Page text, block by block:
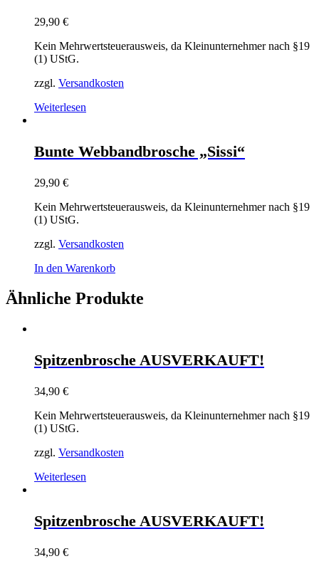
29,90 €
Kein Mehrwertsteuerausweis, da Kleinunternehmer nach §19
(1) UStG.
zzgl. Versandkosten
Weiterlesen
Bunte Webbandbrosche „Sissi“
29,90 €
Kein Mehrwertsteuerausweis, da Kleinunternehmer nach §19
(1) UStG.
zzgl. Versandkosten
In den Warenkorb
Ähnliche Produkte
Spitzenbrosche AUSVERKAUFT!
34,90 €
Kein Mehrwertsteuerausweis, da Kleinunternehmer nach §19
(1) UStG.
zzgl. Versandkosten
Weiterlesen
Spitzenbrosche AUSVERKAUFT!
34,90 €